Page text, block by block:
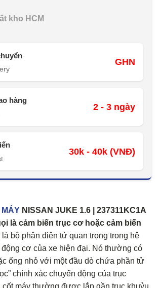
kho HCM
GHN
hàng
2 - 3 ngày
30k - 40k (VNĐ)
NISSAN JUKE 1.6 | 237311KC1A
là cảm biến trục cơ hoặc cảm biến
bộ phận điện tử quan trọng trong hệ
cơ của xe hiện đại. Nó thường có
ống nhỏ với một đầu dò chứa phần tử
chính xác chuyển động của trục